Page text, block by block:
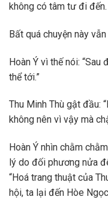
không có tâm tư đi đến.
Bất quá chuyện này
Hoàn Ý vì thế nói:
thể tới.”
Thu Minh Thù gật đầu:
không nên vì vậy mà
Hoàn Ý nhìn chằm
lý do đối phương nửa
“Hoá trang thuật của
hội, ta lại đến Hòe